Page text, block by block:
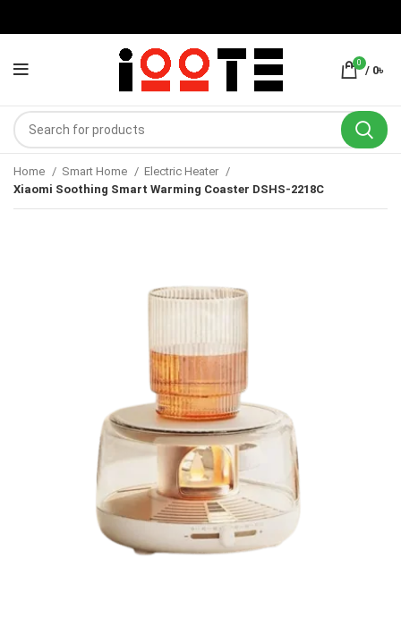
0
/ 0৳
Home Smart Home
Electric Heater
Xiaomi Soothing Smart Warming Coaster DSHS-2218C